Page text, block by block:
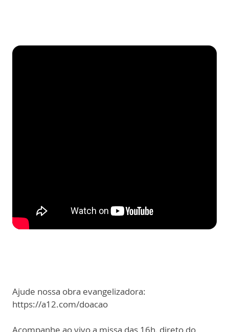
Ajude nossa obra evangelizadora:
https://a12.com/doacao
Acompanhe ao vivo a missa das 16h, direto do